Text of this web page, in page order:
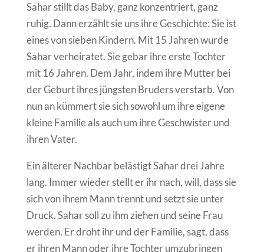
Sahar stillt das Baby, ganz konzentriert, ganz
ruhig. Dann erzählt sie uns ihre Geschichte: Sie ist
eines von sieben Kindern. Mit 15 Jahren wurde
Sahar verheiratet. Sie gebar ihre erste Tochter
mit 16 Jahren. Dem Jahr, indem ihre Mutter bei
der Geburt ihres jüngsten Bruders verstarb. Von
nun an kümmert sie sich sowohl um ihre eigene
kleine Familie als auch um ihre Geschwister und
ihren Vater.
Ein älterer Nachbar belästigt Sahar drei Jahre
lang. Immer wieder stellt er ihr nach, will, dass sie
sich von ihrem Mann trennt und setzt sie unter
Druck. Sahar soll zu ihm ziehen und seine Frau
werden. Er droht ihr und der Familie, sagt, dass
er ihren Mann oder ihre Tochter umzubringen